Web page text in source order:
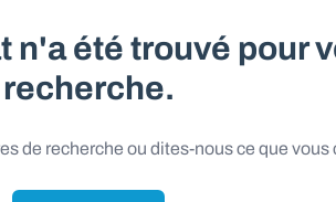
n'a été trouvé pour
recherche.
de recherche ou dites-nous ce que vous